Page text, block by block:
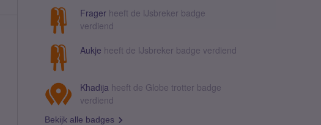
Frager heeft de IJsbreker badge
verdiend
Aukje heeft de IJsbreker badge verdiend
Khadija heeft de Globe trotter badge
verdiend
Bekijk alle badges